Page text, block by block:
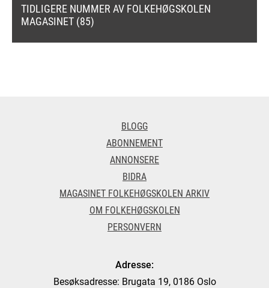
TIDLIGERE NUMMER AV FOLKEHØGSKOLEN
MAGASINET (85)
BLOGG
ABONNEMENT
ANNONSERE
BIDRA
MAGASINET FOLKEHØGSKOLEN ARKIV
OM FOLKEHØGSKOLEN
PERSONVERN
Adresse:
Besøksadresse: Brugata 19, 0186 Oslo